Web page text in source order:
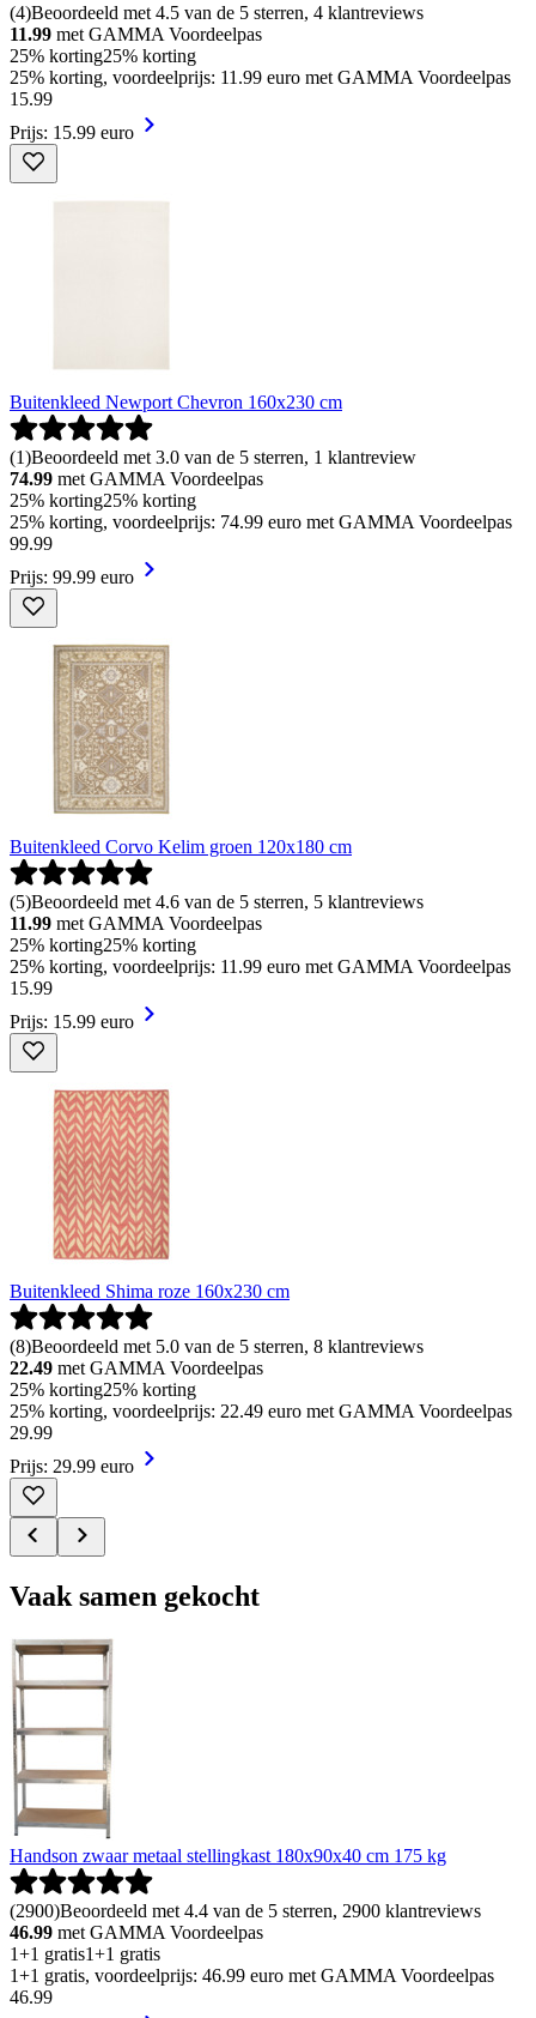
(4)Beoordeeld met 4.5 van de 5 sterren, 4 klantreviews
11.99 met GAMMA Voordeelpas
25% korting25% korting
25% korting, voordeelprijs: 11.99 euro met GAMMA Voordeelpas
15.99
Prijs: 15.99 euro
Buitenkleed Newport Chevron 160x230 cm
(1)Beoordeeld met 3.0 van de 5 sterren, 1 klantreview
74.99 met GAMMA Voordeelpas
25% korting25% korting
25% korting, voordeelprijs: 74.99 euro met GAMMA Voordeelpas
99.99
Prijs: 99.99 euro
Buitenkleed Corvo Kelim groen 120x180 cm
(5)Beoordeeld met 4.6 van de 5 sterren, 5 klantreviews
11.99 met GAMMA Voordeelpas
25% korting25% korting
25% korting, voordeelprijs: 11.99 euro met GAMMA Voordeelpas
15.99
Prijs: 15.99 euro
Buitenkleed Shima roze 160x230 cm
(8)Beoordeeld met 5.0 van de 5 sterren, 8 klantreviews
22.49 met GAMMA Voordeelpas
25% korting25% korting
25% korting, voordeelprijs: 22.49 euro met GAMMA Voordeelpas
29.99
Prijs: 29.99 euro
Vaak samen gekocht
Handson zwaar metaal stellingkast 180x90x40 cm 175 kg
(2900)Beoordeeld met 4.4 van de 5 sterren, 2900 klantreviews
46.99 met GAMMA Voordeelpas
1+1 gratis1+1 gratis
1+1 gratis, voordeelprijs: 46.99 euro met GAMMA Voordeelpas
46.99